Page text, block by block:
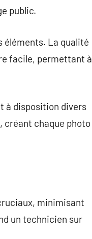
public.
éléments. La qualité
facile, permettant à
à disposition divers
créant chaque photo
minimisant
un technicien sur